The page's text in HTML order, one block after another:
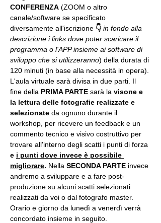
CONFERENZA (ZOOM o altro
canale/software se specificato
diversamente all'iscrizione 👇 in fondo alla
descrizione i links dove poter scaricare il
programma o l'APP insieme ai software di
sviluppo che si utilizzeranno) della durata di
120 minuti (in base alla necessità in opera).
L'aula virtuale sarà divisa in due parti. Il
fine della PRIMA PARTE sarà la visone e
la lettura delle fotografie realizzate e
selezionate da ognuno durante il
workshop, per ricevere un feedback e un
commento tecnico e visivo costruttivo per
trovare all'interno degli scatti i punti di forza
e i punti dove invece è possibile
migliorare. Nella SECONDA PARTE invece
andremo a sviluppare e a fare post-
produzione su alcuni scatti selezionati
realizzati da voi o dal fotografo master.
Orario e giorno da lunedì a venerdì verrà
concordato insieme in seguito.